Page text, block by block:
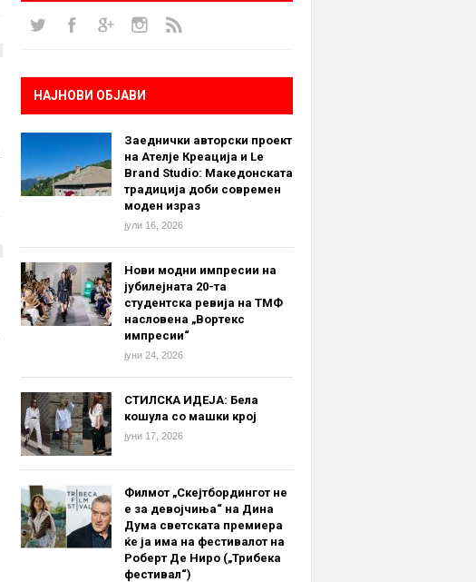
НАЈНОВИ ОБЈАВИ
Заеднички авторски проект
на Ателје Креација и Le
Brand Studio: Македонската
традиција доби современ
моден израз
јули 16, 2026
Нови модни импресии на
јубилејната 20-та
студентска ревија на ТМФ
насловена „Вортекс
импресии“
јуни 24, 2026
СТИЛСКА ИДЕЈА: Бела
кошула со машки крој
јуни 17, 2026
Филмот „Скејтбордингот не
е за девојчиња“ на Дина
Дума светската премиера
ќе ја има на фестивалот на
Роберт Де Ниро („Трибека
фестивал“)